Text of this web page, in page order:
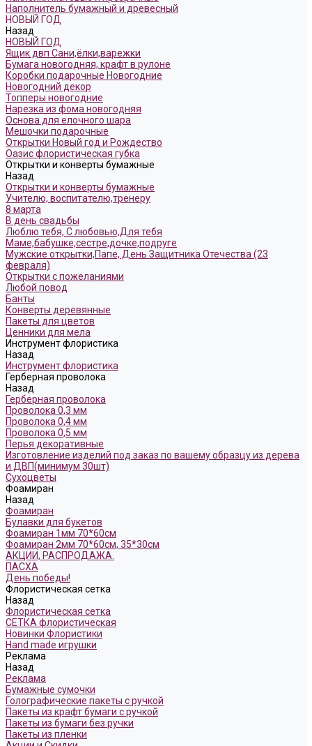
Наполнитель бумажный и древесный
НОВЫЙ ГОД
Назад
НОВЫЙ ГОД
Ящик двп Сани,ёлки,варежки
Бумага новогодняя, крафт в рулоне
Коробки подарочные Новогодние
Новогодний декор
Топперы новогодние
Нарезка из фома новогодняя
Основа для елочного шара
Мешочки подарочные
Открытки Новый год и Рождество
Оазис флористическая губка
Открытки и конверты бумажные
Назад
Открытки и конверты бумажные
Учителю, воспитателю,тренеру
8 марта
В день свадьбы
Люблю тебя, С любовью,Для тебя
Маме,бабушке,сестре,дочке,подруге
Мужские открытки,Папе, День Защитника Отечества (23
февраля)
Открытки с пожеланиями
Любой повод
Банты
Конверты деревянные
Пакеты для цветов
Ценники для мела
Инструмент флористика
Назад
Инструмент флористика
Герберная проволока
Назад
Герберная проволока
Проволока 0,3 мм
Проволока 0,4 мм
Проволока 0,5 мм
Перья декоративные
Изготовление изделий под заказ по вашему образцу из дерева
и ДВП(минимум 30шт)
Сухоцветы
Фоамиран
Назад
Фоамиран
Булавки для букетов
Фоамиран 1мм 70*60см
Фоамиран 2мм 70*60см, 35*30см
АКЦИИ, РАСПРОДАЖА.
ПАСХА
День победы!
Флористическая сетка
Назад
Флористическая сетка
СЕТКА флористическая
Новинки Флористики
Hand made игрушки
Реклама
Назад
Реклама
Бумажные сумочки
Голографические пакеты с ручкой
Пакеты из крафт бумаги с ручкой
Пакеты из бумаги без ручки
Пакеты из пленки